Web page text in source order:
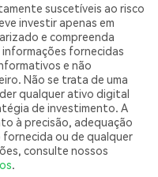
suscetíveis ao risco
investir apenas em
e compreenda
fornecidas
e não
Não se trata de uma
qualquer ativo digital
de investimento. A
à precisão, adequação
ou de qualquer
consulte nossos
.